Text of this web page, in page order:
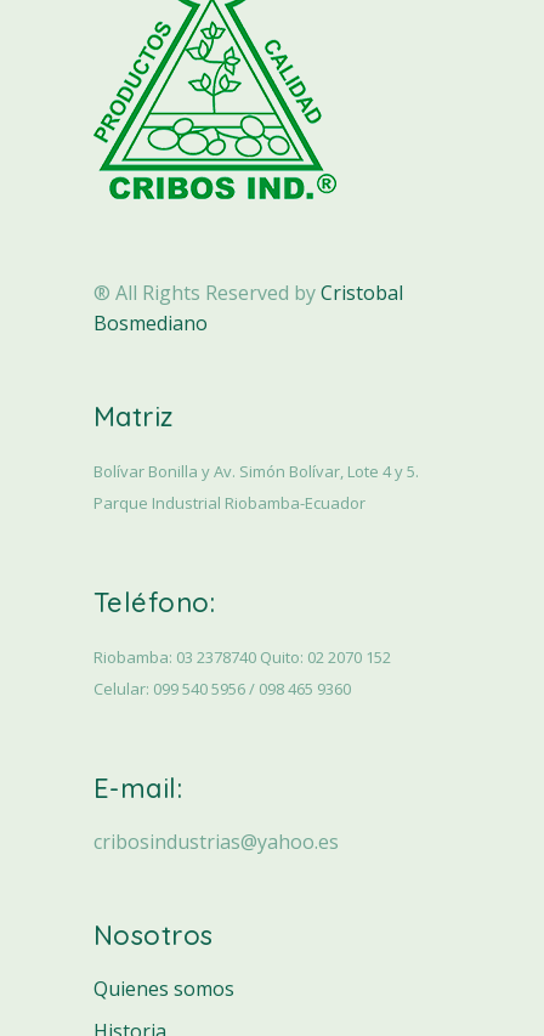
® All Rights Reserved byCristobal
Bosmediano
Matriz
Bolívar Bonilla y Av. Simón Bolívar, Lote 4 y 5.
Parque Industrial Riobamba-Ecuador
Teléfono:
Riobamba: 03 2378740 Quito: 02 2070 152
Celular: 099 540 5956 / 098 465 9360
E-mail:
cribosindustrias@yahoo.es
Nosotros
Quienes somos